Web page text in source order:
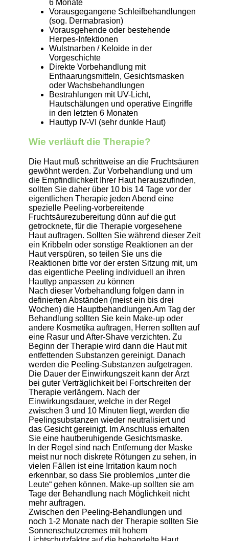
6 Monate
Vorausgegangene Schleifbehandlungen
(sog. Dermabrasion)
Vorausgehende oder bestehende
Herpes-Infektionen
Wulstnarben / Keloide in der
Vorgeschichte
Direkte Vorbehandlung mit
Enthaarungsmitteln, Gesichtsmasken
oder Wachsbehandlungen
Bestrahlungen mit UV-Licht,
Hautschälungen und operative Eingriffe
in den letzten 6 Monaten
Hauttyp IV-VI (sehr dunkle Haut)
Wie verläuft die Therapie?
Die Haut muß schrittweise an die Fruchtsäuren
gewöhnt werden. Zur Vorbehandlung und um
die Empfindlichkeit Ihrer Haut herauszufinden,
sollten Sie daher über 10 bis 14 Tage vor der
eigentlichen Therapie jeden Abend eine
spezielle Peeling-vorbereitende
Fruchtsäurezubereitung dünn auf die gut
getrocknete, für die Therapie vorgesehene
Haut auftragen. Sollten Sie während dieser Zeit
ein Kribbeln oder sonstige Reaktionen an der
Haut verspüren, so teilen Sie uns die
Reaktionen bitte vor der ersten Sitzung mit, um
das eigentliche Peeling individuell an ihren
Hauttyp anpassen zu können
Nach dieser Vorbehandlung folgen dann in
definierten Abständen (meist ein bis drei
Wochen) die Hauptbehandlungen.Am Tag der
Behandlung sollten Sie kein Make-up oder
andere Kosmetika auftragen, Herren sollten auf
eine Rasur und After-Shave verzichten. Zu
Beginn der Therapie wird dann die Haut mit
entfettenden Substanzen gereinigt. Danach
werden die Peeling-Substanzen aufgetragen.
Die Dauer der Einwirkungszeit kann der Arzt
bei guter Verträglichkeit bei Fortschreiten der
Therapie verlängern. Nach der
Einwirkungsdauer, welche in der Regel
zwischen 3 und 10 Minuten liegt, werden die
Peelingsubstanzen wieder neutralisiert und
das Gesicht gereinigt. Im Anschluss erhalten
Sie eine hautberuhigende Gesichtsmaske.
In der Regel sind nach Entfernung der Maske
meist nur noch diskrete Rötungen zu sehen, in
vielen Fällen ist eine Irritation kaum noch
erkennbar, so dass Sie problemlos „unter die
Leute“ gehen können. Make-up sollten sie am
Tage der Behandlung nach Möglichkeit nicht
mehr auftragen.
Zwischen den Peeling-Behandlungen und
noch 1-2 Monate nach der Therapie sollten Sie
Sonnenschutzcremes mit hohem